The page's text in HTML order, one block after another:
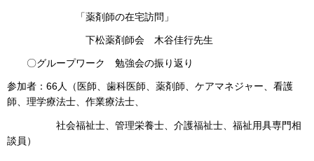
「薬剤師の在宅訪問」
下松薬剤師会 木谷佳行先生
〇グループワーク 勉強会の振り返り
参加者：66人（医師、歯科医師、薬剤師、ケアマネジャー、看護
師、理学療法士、作業療法士、
社会福祉士、管理栄養士、介護福祉士、福祉用具専門相
談員）